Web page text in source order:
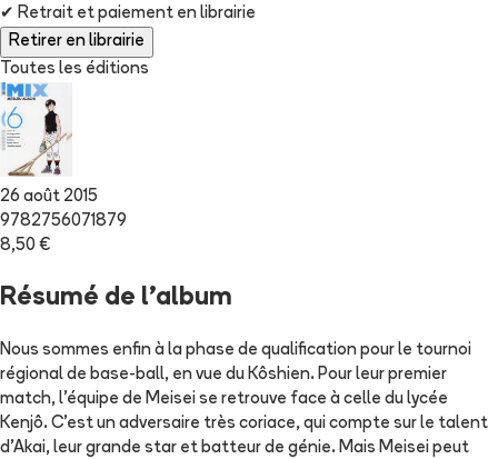
✔ Retrait et paiement en librairie
Retirer en librairie
Toutes les éditions
26 août 2015
9782756071879
8,50 €
Résumé de l'album
Nous sommes enfin à la phase de qualification pour le tournoi
régional de base-ball, en vue du Kôshien. Pour leur premier
match, l'équipe de Meisei se retrouve face à celle du lycée
Kenjô. C'est un adversaire très coriace, qui compte sur le talent
d'Akai, leur grande star et batteur de génie. Mais Meisei peut